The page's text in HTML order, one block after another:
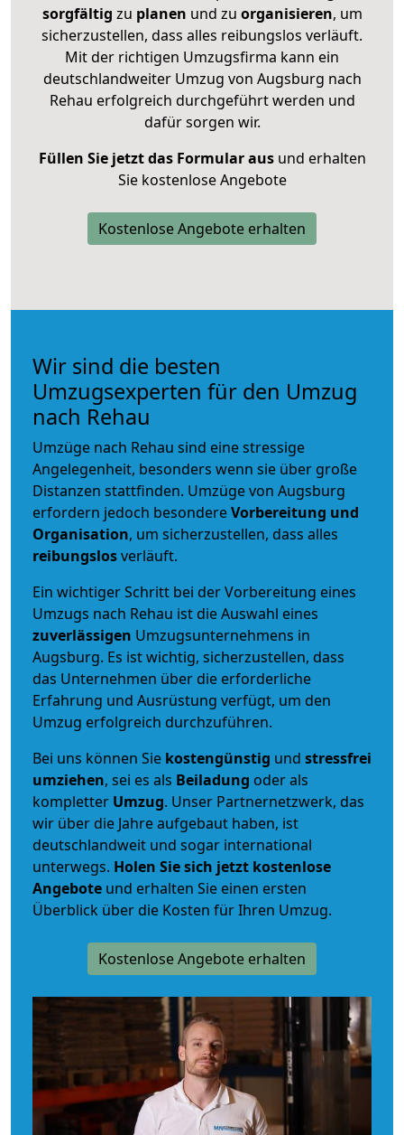
sorgfältig zu planen und zu organisieren, um
sicherzustellen, dass alles reibungslos verläuft.
Mit der richtigen Umzugsfirma kann ein
deutschlandweiter Umzug von Augsburg nach
Rehau erfolgreich durchgeführt werden und
dafür sorgen wir.
Füllen Sie jetzt das Formular ausund erhalten
Sie kostenlose Angebote
Kostenlose Angebote erhalten
Wir sind die besten
Umzugsexperten für den Umzug
nach Rehau
Umzüge nach Rehau sind eine stressige
Angelegenheit, besonders wenn sie über große
Distanzen stattfinden. Umzüge von Augsburg
erfordern jedoch besondereVorbereitung und
Organisation, um sicherzustellen, dass alles
reibungslosverläuft.
Ein wichtiger Schritt bei der Vorbereitung eines
Umzugs nach Rehau ist die Auswahl eines
zuverlässigen Umzugsunternehmens in
Augsburg. Es ist wichtig, sicherzustellen, dass
das Unternehmen über die erforderliche
Erfahrung und Ausrüstung verfügt, um den
Umzug erfolgreich durchzuführen.
Bei uns können Sie kostengünstig und stressfrei
umziehen, sei es als Beiladung oder als
kompletter Umzug. Unser Partnernetzwerk, das
wir über die Jahre aufgebaut haben, ist
deutschlandweit und sogar international
unterwegs. Holen Sie sich jetzt kostenlose
Angebote und erhalten Sie einen ersten
Überblick über die Kosten für Ihren Umzug.
Kostenlose Angebote erhalten